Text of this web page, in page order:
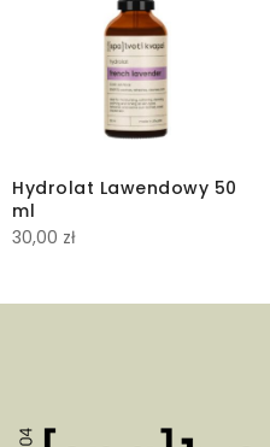
Hydrolat Lawendowy 50
ml
30,00 zł